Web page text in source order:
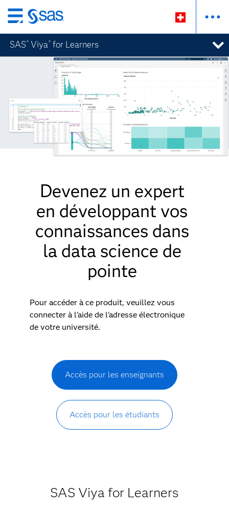
Passer
au
contenu
principal
SAS ® Viya® for Learners
Devenez un expert
en développant vos
connaissances dans
la data science de
pointe
Pour accéder à ce produit, veuillez vous
connecter à l'aide de l'adresse électronique
de votre université.
Accès pour les enseignants
Accès pour les étudiants
SAS Viya for Learners